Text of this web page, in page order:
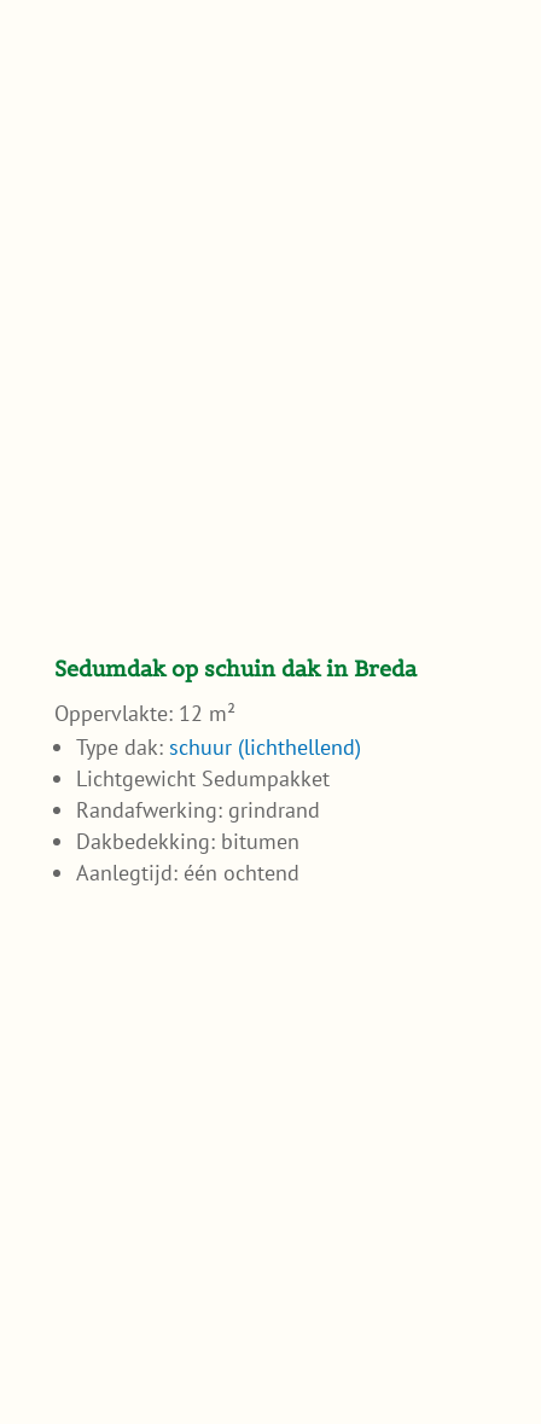
Sedumdak op schuin dak in Breda
Oppervlakte: 12 m²
Type dak: schuur (lichthellend)
Lichtgewicht Sedumpakket
Randafwerking: grindrand
Dakbedekking: bitumen
Aanlegtijd: één ochtend